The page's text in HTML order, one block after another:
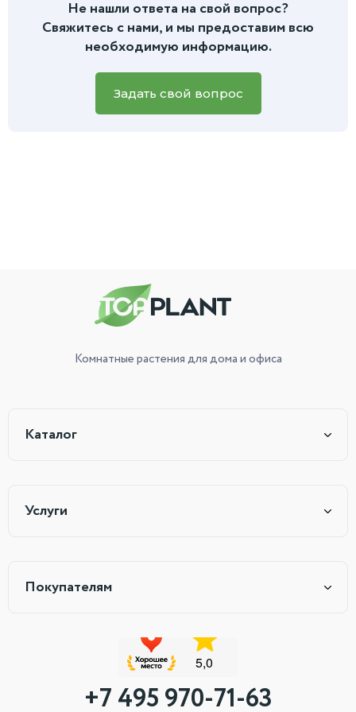
дальнейшей пересадке вы найдете в инструкции, которую
мы приложим к заказу.
или есть вопросы по уходу, вы всегда можете написать
в чат на сайте или в мессенджеры.
быстрой и точной помощи, пожалуйста, приложите фото
вашего зеленого питомца, и наш специалист обязательно
Не нашли ответа на свой вопрос?
Свяжитесь с нами, и мы предоставим всю
необходимую информацию.
Задать свой вопрос
Комнатные растениядля дома и офиса
Каталог
Услуги
Покупателям
+7 495 970-71-63